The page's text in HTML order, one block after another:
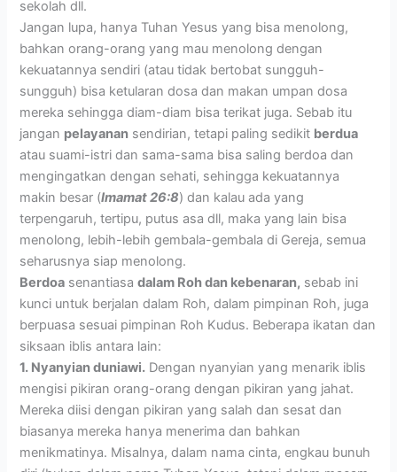
sekolah dll.
Jangan lupa, hanya Tuhan Yesus yang bisa menolong,
bahkan orang-orang yang mau menolong dengan
kekuatannya sendiri (atau tidak bertobat sungguh-
sungguh) bisa ketularan dosa dan makan umpan dosa
mereka sehingga diam-diam bisa terikat juga. Sebab itu
jangan pelayanan sendirian, tetapi paling sedikit berdua
atau suami-istri dan sama-sama bisa saling berdoa dan
mengingatkan dengan sehati, sehingga kekuatannya
makin besar (Imamat 26:8) dan kalau ada yang
terpengaruh, tertipu, putus asa dll, maka yang lain bisa
menolong, lebih-lebih gembala-gembala di Gereja, semua
seharusnya siap menolong.
Berdoa senantiasadalam Roh dan kebenaran, sebab ini
kunci untuk berjalan dalam Roh, dalam pimpinan Roh, juga
berpuasa sesuai pimpinan Roh Kudus. Beberapa ikatan dan
siksaan iblis antara lain:
1. Nyanyian duniawi. Dengan nyanyian yang menarik iblis
mengisi pikiran orang-orang dengan pikiran yang jahat.
Mereka diisi dengan pikiran yang salah dan sesat dan
biasanya mereka hanya menerima dan bahkan
menikmatinya. Misalnya, dalam nama cinta, engkau bunuh